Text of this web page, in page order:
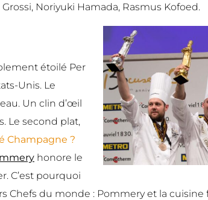
Grossi, Noriyuki Hamada, Rasmus Kofoed.
étoilé Per
Unis. Le
Un clin d’œil
Le second plat,
Champagne ?
honore le
C’est pourquoi
du monde : Pommery et la cuisine